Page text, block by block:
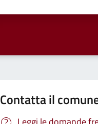
Contatta il